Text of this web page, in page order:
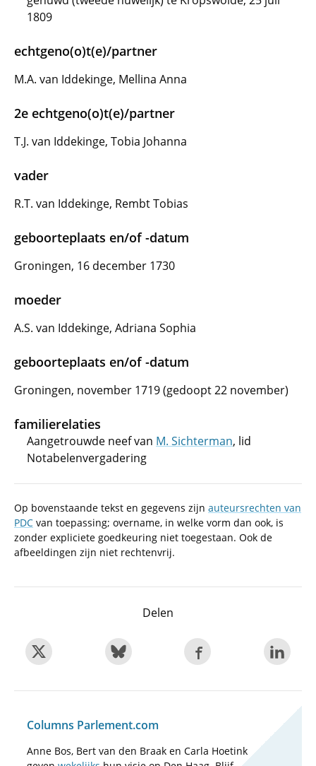
1809
echtgeno(o)t(e)/partner
M.A. van Iddekinge, Mellina Anna
2e echtgeno(o)t(e)/partner
T.J. van Iddekinge, Tobia Johanna
vader
R.T. van Iddekinge, Rembt Tobias
geboorteplaats en/of -datum
Groningen, 16 december 1730
moeder
A.S. van Iddekinge, Adriana Sophia
geboorteplaats en/of -datum
Groningen, november 1719 (gedoopt 22 november)
familierelaties
Aangetrouwde neef van M. Sichterman, lid
Notabelenvergadering
Op bovenstaande tekst en gegevens zijn auteursrechten van
PDC van toepassing; overname, in welke vorm dan ook, is
zonder expliciete goedkeuring niet toegestaan. Ook de
afbeeldingen zijn niet rechtenvrij.
Delen
Columns Parlement.com
Anne Bos, Bert van den Braak en Carla Hoetink